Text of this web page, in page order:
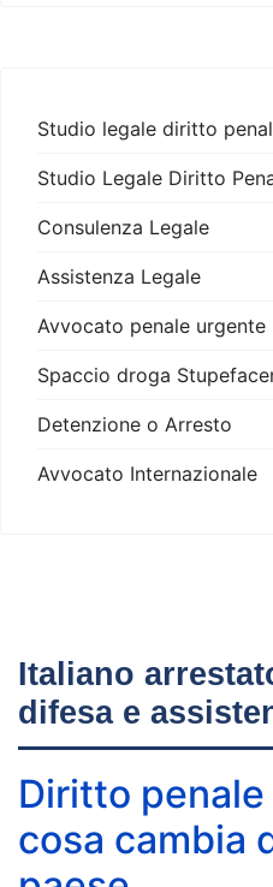
Studio legale diritto
Studio Legale Diritto
Consulenza Legale
Assistenza Legale
Avvocato penale urgente
Spaccio droga
Detenzione o Arresto
Avvocato Internazionale
Italiano
difesa e
Diritto
cosa cambia